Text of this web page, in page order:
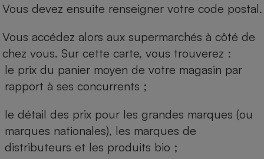
Vous devez ensuite renseigner votre code postal.
Vous accédez alors aux supermarchés à côté de
chez vous. Sur cette carte, vous trouverez :
le prix du panier moyen de votre magasin par
rapport à ses concurrents ;
le détail des prix pour les grandes marques (ou
marques nationales), les marques de
distributeurs et les produits bio ;